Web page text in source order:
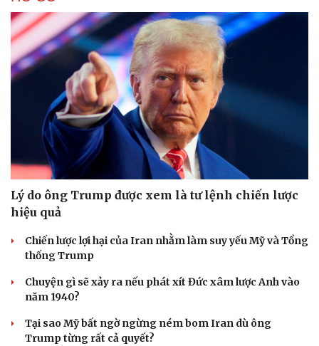
Lý do ông Trump được xem là tư lệnh chiến lược
hiệu quả
Chiến lược lợi hại của Iran nhằm làm suy yếu Mỹ và Tổng
thống Trump
Chuyện gì sẽ xảy ra nếu phát xít Đức xâm lược Anh vào
năm 1940?
Tại sao Mỹ bất ngờ ngừng ném bom Iran dù ông
Trump từng rất cả quyết?